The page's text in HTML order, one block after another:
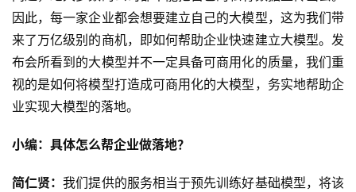
因此，每一家企业都会想要建立自己的大模型，这为我们带
来了万亿级别的商机，即如何帮助企业快速建立大模型。发
布会所看到的大模型并不一定具备可商用化的质量，我们重
视的是如何将模型打造成可商用化的大模型，务实地帮助企
业实现大模型的落地。
小编：具体怎么帮企业做落地？
简仁贤：我们提供的服务相当于预先训练好基础模型，将该